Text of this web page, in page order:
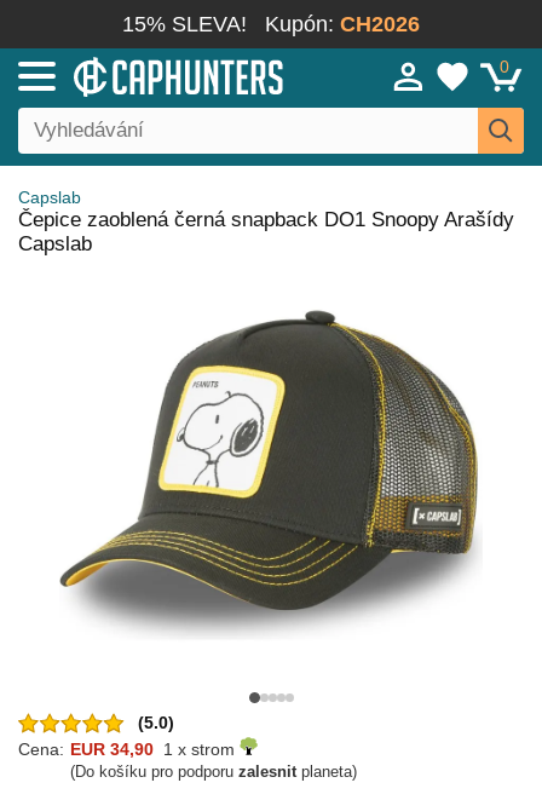
15% SLEVA! Kupón: CH2026
0
Capslab
Čepice zaoblená černá snapback DO1 Snoopy Arašídy
Capslab
(5.0)
Cena: EUR 34,90 1 x strom
(Do košíku pro podporu zalesnitplaneta)